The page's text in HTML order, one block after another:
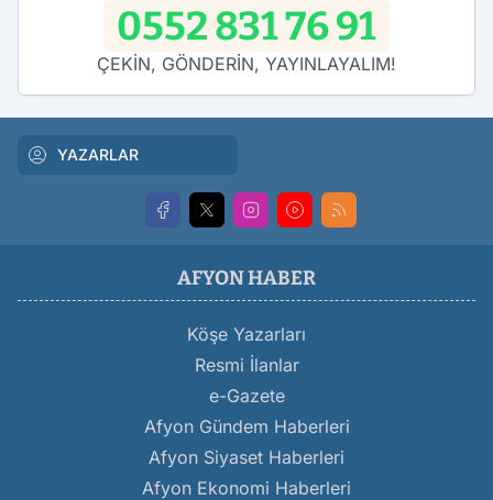
0552 831 76 91
ÇEKİN, GÖNDERİN, YAYINLAYALIM!
YAZARLAR
AFYON HABER
Köşe Yazarları
Resmi İlanlar
e-Gazete
Afyon Gündem Haberleri
Afyon Siyaset Haberleri
Afyon Ekonomi Haberleri